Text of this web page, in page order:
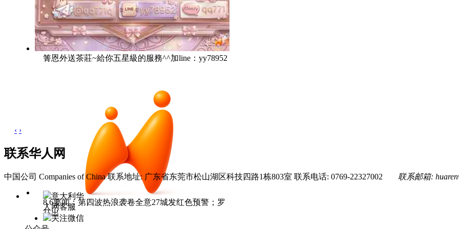
箐恩外送茶莊~給你五星級的服務^^加line：yy78952
8.6要闻：第四波热浪袭卷全意27城发红色预警；罗
马出
‹ ›
联系华人网
中国公司 Companies of China 联系地址: 广东省东莞市松山湖区科技四路1栋803室 联系电话: 0769-22327002 联系邮箱:
意大利华
人网客服
关注微信